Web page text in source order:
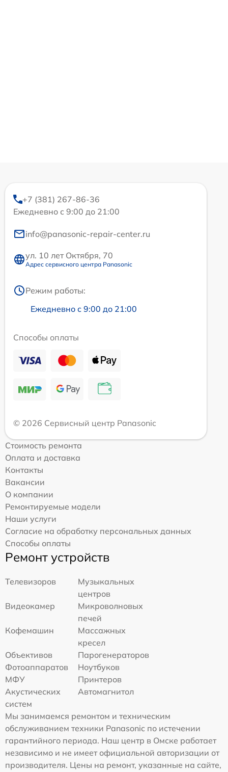
+7 (381) 267-86-36
Ежедневно с 9:00 до 21:00
info@panasonic-repair-center.ru
ул. 10 лет Октября, 70
Адрес сервисного центра Panasonic
Режим работы:
Ежедневно с 9:00 до 21:00
Способы оплаты
© 2026 Сервисный центр Panasonic
Стоимость ремонта
Оплата и доставка
Контакты
Вакансии
О компании
Ремонтируемые модели
Наши услуги
Согласие на обработку персональных данных
Способы оплаты
Ремонт устройств
Телевизоров
Музыкальных
центров
Видеокамер
Микроволновых
печей
Кофемашин
Массажных
кресел
Объективов
Парогенераторов
Фотоаппаратов
Ноутбуков
МФУ
Принтеров
Акустических
систем
Автомагнитол
Мы занимаемся ремонтом и техническим
обслуживанием техники Panasonic по истечении
гарантийного периода. Наш центр в Омске работает
независимо и не имеет официальной авторизации от
производителя. Цены на ремонт, указанные на сайте,